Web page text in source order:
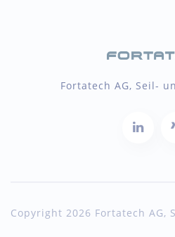
Fortatech AG, Seil-
Copyright 2026 Fortatech AG,